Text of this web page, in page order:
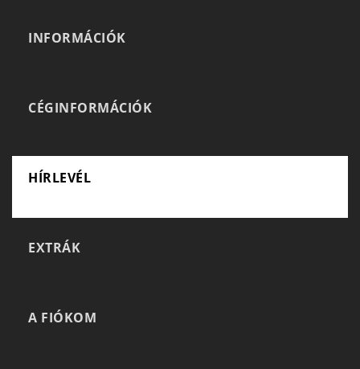
INFORMÁCIÓK
CÉGINFORMÁCIÓK
HÍRLEVÉL
EXTRÁK
A FIÓKOM